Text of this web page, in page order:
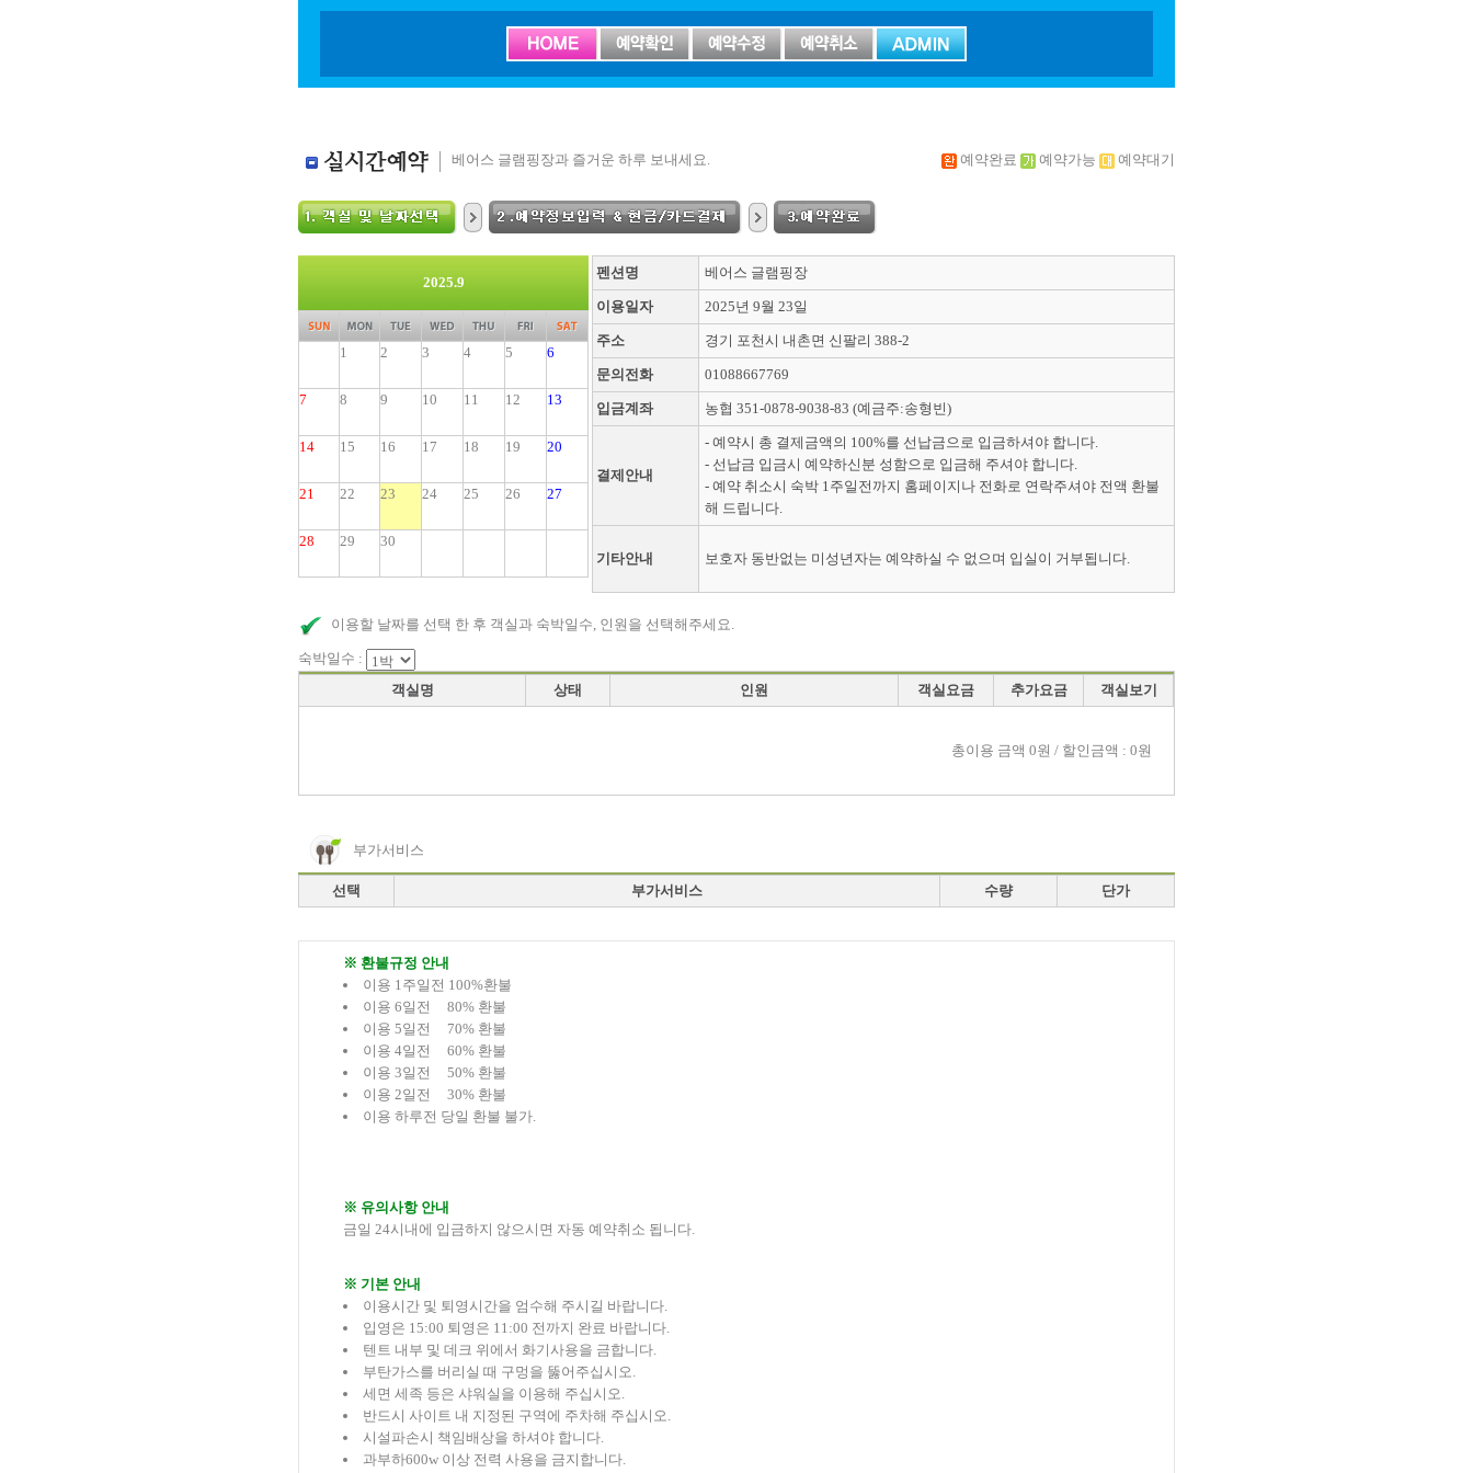
베어스 글램핑장과 즐거운 하루 보내세요. 예약완료 예약가능 예약대기
2025.9
1 2 3 4 5 6
7 8 9 10 11 12 13
14 15 16 17 18 19 20
21 22 23 24 25 26 27
28 29 30
펜션명 베어스 글램핑장
이용일자 2025년 9월 23일
주소 경기 포천시 내촌면 신팔리 388-2
문의전화 01088667769
입금계좌 농협 351-0878-9038-83 (예금주:송형빈)
결제안내
- 예약시 총 결제금액의 100%를 선납금으로 입금하셔야 합니다.
- 선납금 입금시 예약하신분 성함으로 입금해 주셔야 합니다.
- 예약 취소시 숙박 1주일전까지 홈페이지나 전화로 연락주셔야 전액 환불
해 드립니다.
기타안내 보호자 동반없는 미성년자는 예약하실 수 없으며 입실이 거부됩니다.
이용할 날짜를 선택 한 후 객실과 숙박일수, 인원을 선택해주세요.
숙박일수 :
객실명
상태 인원 객실요금 추가요금 객실보기
총이용 금액 0원 / 할인금액 : 0원
부가서비스
선택 부가서비스 수량 단가
※ 환불규정 안내
이용 1주일전 100%환불
이용 6일전 80% 환불
이용 5일전 70% 환불
이용 4일전 60% 환불
이용 3일전 50% 환불
이용 2일전 30% 환불
이용 하루전 당일 환불 불가.
※ 유의사항 안내
금일 24시내에 입금하지 않으시면 자동 예약취소 됩니다.
※ 기본 안내
이용시간 및 퇴영시간을 엄수해 주시길 바랍니다.
입영은 15:00 퇴영은 11:00 전까지 완료 바랍니다.
텐트 내부 및 데크 위에서 화기사용을 금합니다.
부탄가스를 버리실 때 구멍을 뚫어주십시오.
세면 세족 등은 샤워실을 이용해 주십시오.
반드시 사이트 내 지정된 구역에 주차해 주십시오.
시설파손시 책임배상을 하셔야 합니다.
과부하600w 이상 전력 사용을 금지합니다.